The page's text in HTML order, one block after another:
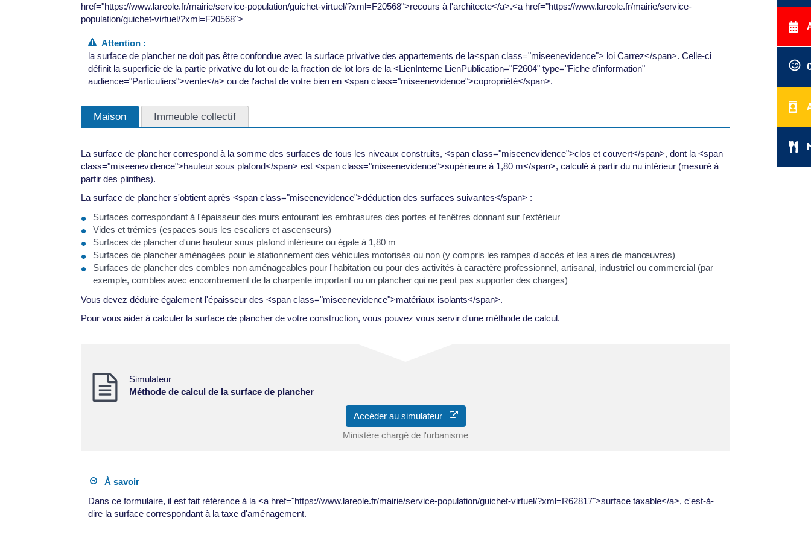
href="https://www.lareole.fr/mairie/service-population/guichet-virtuel/?xml=F20568">recours à l'architecte</a>.<a href="https://www.lareole.fr/mairie/service-
population/guichet-virtuel/?xml=F20568">
Attention :
la surface de plancher ne doit pas être confondue avec la surface privative des appartements de la<span class="miseenevidence"> loi Carrez</span>. Celle-ci
définit la superficie de la partie privative du lot ou de la fraction de lot lors de la <LienInterne LienPublication="F2604" type="Fiche d'information"
audience="Particuliers">vente</a> ou de l'achat de votre bien en <span class="miseenevidence">copropriété</span>.
Maison Immeuble collectif
La surface de plancher correspond à la somme des surfaces de tous les niveaux construits, <span class="miseenevidence">clos et couvert</span>, dont la <span
class="miseenevidence">hauteur sous plafond</span> est <span class="miseenevidence">supérieure à 1,80 m</span>, calculé à partir du nu intérieur (mesuré à
partir des plinthes).
La surface de plancher s'obtient après <span class="miseenevidence">déduction des surfaces suivantes</span> :
Surfaces correspondant à l'épaisseur des murs entourant les embrasures des portes et fenêtres donnant sur l'extérieur
Vides et trémies (espaces sous les escaliers et ascenseurs)
Surfaces de plancher d'une hauteur sous plafond inférieure ou égale à 1,80 m
Surfaces de plancher aménagées pour le stationnement des véhicules motorisés ou non (y compris les rampes d'accès et les aires de manœuvres)
Surfaces de plancher des combles non aménageables pour l'habitation ou pour des activités à caractère professionnel, artisanal, industriel ou commercial (par
exemple, combles avec encombrement de la charpente important ou un plancher qui ne peut pas supporter des charges)
Vous devez déduire également l'épaisseur des <span class="miseenevidence">matériaux isolants</span>.
Pour vous aider à calculer la surface de plancher de votre construction, vous pouvez vous servir d'une méthode de calcul.
Simulateur
Méthode de calcul de la surface de plancher
Accéder au simulateur
Ministère chargé de l'urbanisme
À savoir
Dans ce formulaire, il est fait référence à la <a href="https://www.lareole.fr/mairie/service-population/guichet-virtuel/?xml=R62817">surface taxable</a>, c'est-à-
dire la surface correspondant à la taxe d'aménagement.